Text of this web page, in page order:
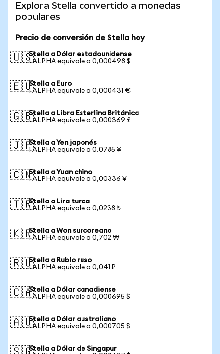
Explora Stella convertido a monedas
populares
Precio de conversión de Stella hoy
🇺🇸Stella a Dólar estadounidense
1 ALPHA equivale a 0,000498 $
🇪🇺Stella a Euro
1 ALPHA equivale a 0,000431 €
🇬🇧Stella a Libra Esterlina Británica
1 ALPHA equivale a 0,000369 £
🇯🇵Stella a Yen japonés
1 ALPHA equivale a 0,0785 ¥
🇨🇳Stella a Yuan chino
1 ALPHA equivale a 0,00336 ¥
🇹🇷Stella a Lira turca
1 ALPHA equivale a 0,0238 ₺
🇰🇷Stella a Won surcoreano
1 ALPHA equivale a 0,702 ₩
🇷🇺Stella a Rublo ruso
1 ALPHA equivale a 0,041 ₽
🇨🇦Stella a Dólar canadiense
1 ALPHA equivale a 0,000695 $
🇦🇺Stella a Dólar australiano
1 ALPHA equivale a 0,000705 $
Stella a Dólar de Singapur